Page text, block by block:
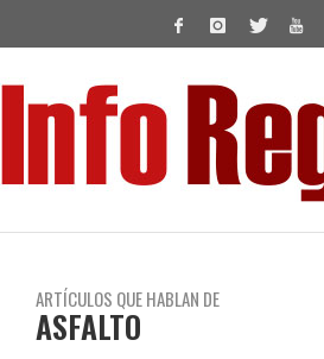
ARTÍCULOS QUE HABLAN DE
ASFALTO